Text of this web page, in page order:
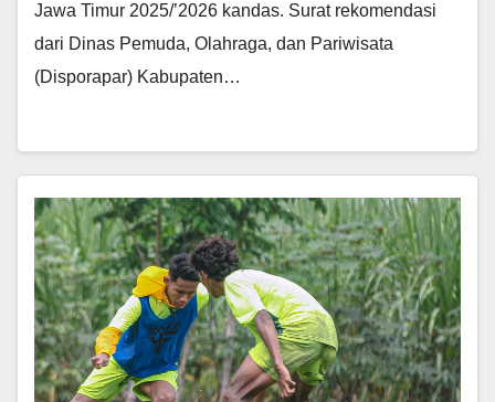
Jawa Timur 2025/’2026 kandas. Surat rekomendasi
dari Dinas Pemuda, Olahraga, dan Pariwisata
(Disporapar) Kabupaten…